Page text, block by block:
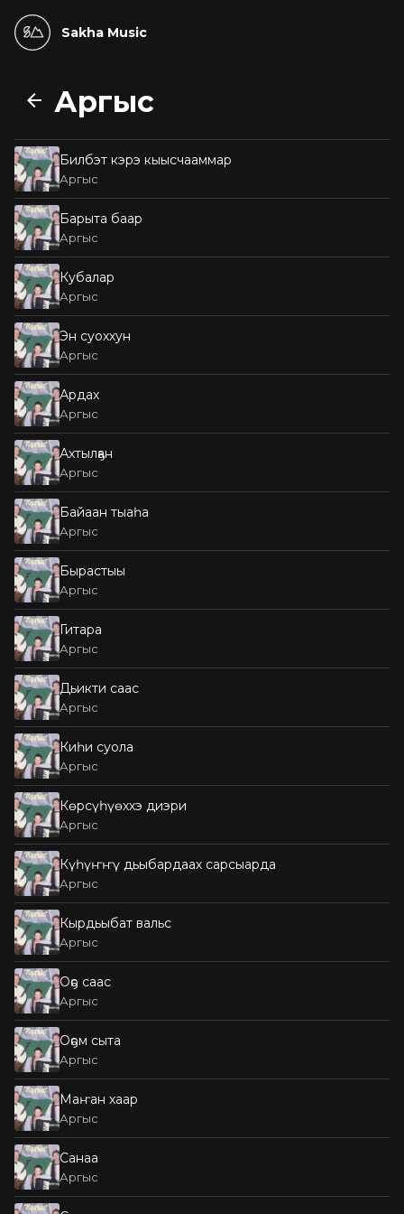
Sakha Music
Аргыс
Билбэт кэрэ кыысчааммар
Аргыс
Барыта баар
Аргыс
Кубалар
Аргыс
Эн суоххун
Аргыс
Ардах
Аргыс
Ахтылҕан
Аргыс
Байаан тыаһа
Аргыс
Бырастыы
Аргыс
Гитара
Аргыс
Дьикти саас
Аргыс
Киһи суола
Аргыс
Көрсүһүөххэ диэри
Аргыс
Күһүҥҥү дьыбардаах сарсыарда
Аргыс
Кырдьыбат вальс
Аргыс
Оҕо саас
Аргыс
Оҕом сыта
Аргыс
Маҥан хаар
Аргыс
Санаа
Аргыс